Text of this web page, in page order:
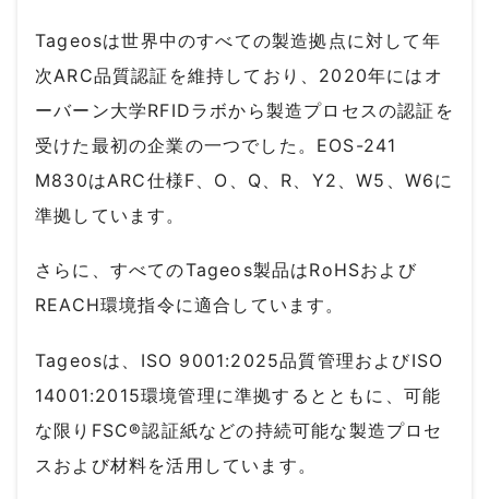
Tageosは世界中のすべての製造拠点に対して年
次ARC品質認証を維持しており、2020年にはオ
ーバーン大学RFIDラボから製造プロセスの認証を
受けた最初の企業の一つでした。EOS-241
M830はARC仕様F、O、Q、R、Y2、W5、W6に
準拠しています。
さらに、すべてのTageos製品はRoHSおよび
REACH環境指令に適合しています。
Tageosは、ISO 9001:2025品質管理およびISO
14001:2015環境管理に準拠するとともに、可能
な限りFSC®認証紙などの持続可能な製造プロセ
スおよび材料を活用しています。